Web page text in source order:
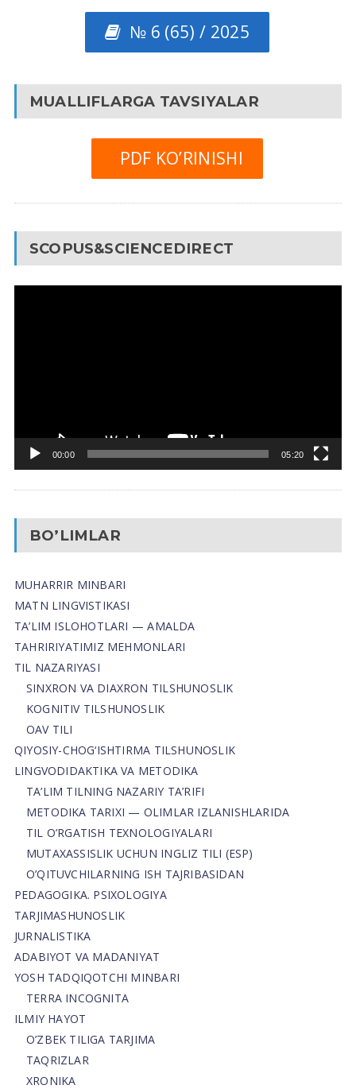
№ 6 (65) / 2025
MUALLIFLARGA TAVSIYALAR
PDF KO’RINISHI
SCOPUS&SCIENCEDIRECT
00:00 05:20
BO’LIMLAR
MUHARRIR MINBARI
MATN LINGVISTIKASI
TA’LIM ISLOHOTLARI — AMALDA
TAHRIRIYATIMIZ MEHMONLARI
TIL NAZARIYASI
SINXRON VA DIAXRON TILSHUNOSLIK
KOGNITIV TILSHUNOSLIK
OAV TILI
QIYOSIY-CHOG‘ISHTIRMA TILSHUNOSLIK
LINGVODIDAKTIKA VA METODIKA
TA’LIM TILNING NAZARIY TA’RIFI
METODIKA TARIXI — OLIMLAR IZLANISHLARIDA
TIL O’RGATISH TEXNOLOGIYALARI
MUTAXASSISLIK UCHUN INGLIZ TILI (ESP)
O’QITUVCHILARNING ISH TAJRIBASIDAN
PEDAGOGIKA. PSIXOLOGIYA
TARJIMASHUNOSLIK
JURNALISTIKA
ADABIYOT VA MADANIYAT
YOSH TADQIQOTCHI MINBARI
TERRA INCOGNITA
ILMIY HAYOT
O’ZBEK TILIGA TARJIMA
TAQRIZLAR
XRONIKA